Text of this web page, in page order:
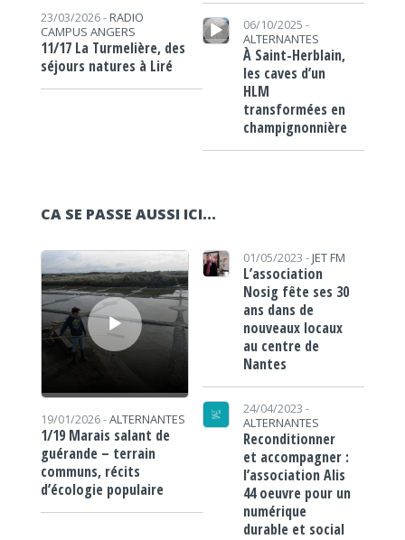
23/03/2026 - RADIO
CAMPUS ANGERS
11/17 La Turmelière, des
séjours natures à Liré
Lecteur audio
06/10/2025 -
ALTERNANTES
À Saint-Herblain,
les caves d’un
HLM
transformées en
champignonnière
CA SE PASSE AUSSI ICI...
Lecteur audio
19/01/2026 -ALTERNANTES
1/19 Marais salant de
guérande – terrain
communs, récits
d’écologie populaire
01/05/2023 - JET FM
L’association
Nosig fête ses 30
ans dans de
nouveaux locaux
au centre de
Nantes
24/04/2023 -
ALTERNANTES
Reconditionner
et accompagner :
l’association Alis
44 oeuvre pour un
numérique
durable et social